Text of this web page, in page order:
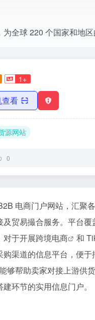
1+
看
源网站
0
电商门户网站，汇聚
贸易撮合服务。平台
对于开展跨境电商
和
渠道的信息平台，便
够帮助卖家对接上游供
环节的实用信息门户。